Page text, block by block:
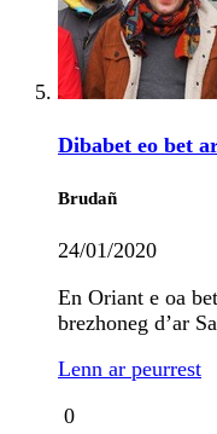
Dibabet eo bet
Brudañ
24/01/2020
En Oriant e oa
brezhoneg d’ar
Lenn ar peurrest
0